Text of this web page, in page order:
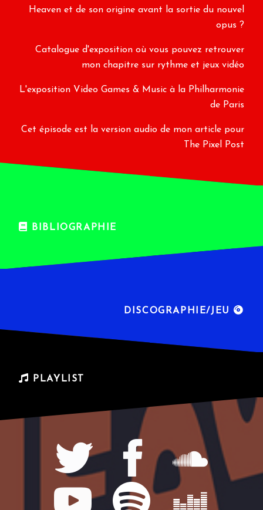
Heaven et de son origine avant la sortie du nouvel
opus ?
Catalogue d'exposition où vous pouvez retrouver
mon chapitre sur rythme et jeux vidéo
L'exposition Video Games & Music à la Philharmonie
de Paris
Cet épisode est la version audio de mon article pour
The Pixel Post
BIBLIOGRAPHIE
DISCOGRAPHIE/JEU
PLAYLIST